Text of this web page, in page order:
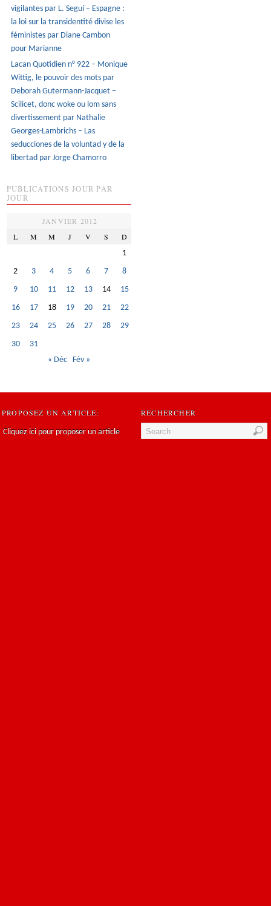
vigilantes par L. Seguí – Espagne :
la loi sur la transidentité divise les
féministes par Diane Cambon
pour Marianne
Lacan Quotidien n° 922 – Monique
Wittig, le pouvoir des mots par
Deborah Gutermann-Jacquet –
Scilicet, donc woke ou lom sans
divertissement par Nathalie
Georges-Lambrichs – Las
seducciones de la voluntad y de la
libertad par Jorge Chamorro
PUBLICATIONS JOUR PAR
JOUR
JANVIER 2012
L
M M J V S D
1
2
3 4 5 6 7
8
9
10 11 12 13 14
15
16
17 18 19 20 21
22
23
24 25 26 27 28
29
30
31
« Déc
Fév »
PROPOSEZ UN ARTICLE:
Cliquez ici pour proposer un article
RECHERCHER